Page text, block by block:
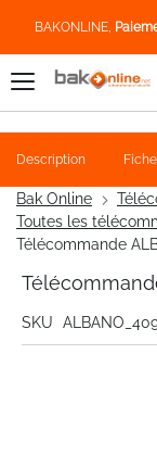
BAKONLINE,
Bak Online
Toutes les
Télécommande
SKU
Description